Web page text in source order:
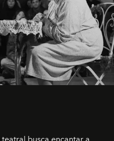
busca encantar a